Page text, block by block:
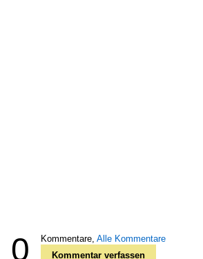
0 Kommentare, Alle Kommentare
Kommentar verfassen